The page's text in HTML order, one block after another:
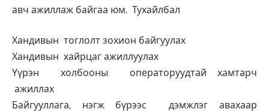
авч ажиллаж байгаа юм. Тухайлбал
Хандивын тоглолт зохион байгуулах
Хандивын хайрцаг ажиллуулах
Үүрэн холбооны операторуудтай хамтарч
ажиллах
Байгууллага, нэгж бүрээс дэмжлэг авахаар